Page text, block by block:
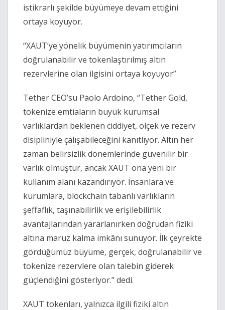
istikrarlı şekilde büyümeye devam ettiğini
ortaya koyuyor.
“XAUT’ye yönelik büyümenin yatırımcıların
doğrulanabilir ve tokenlaştırılmış altın
rezervlerine olan ilgisini ortaya koyuyor”
Tether CEO’su Paolo Ardoino, “Tether Gold,
tokenize emtiaların büyük kurumsal
varlıklardan beklenen ciddiyet, ölçek ve rezerv
disipliniyle çalışabileceğini kanıtlıyor. Altın her
zaman belirsizlik dönemlerinde güvenilir bir
varlık olmuştur, ancak XAUT ona yeni bir
kullanım alanı kazandırıyor. İnsanlara ve
kurumlara, blockchain tabanlı varlıkların
şeffaflık, taşınabilirlik ve erişilebilirlik
avantajlarından yararlanırken doğrudan fiziki
altına maruz kalma imkânı sunuyor. İlk çeyrekte
gördüğümüz büyüme, gerçek, doğrulanabilir ve
tokenize rezervlere olan talebin giderek
güçlendiğini gösteriyor.” dedi.
XAUT tokenları, yalnızca ilgili fiziki altın